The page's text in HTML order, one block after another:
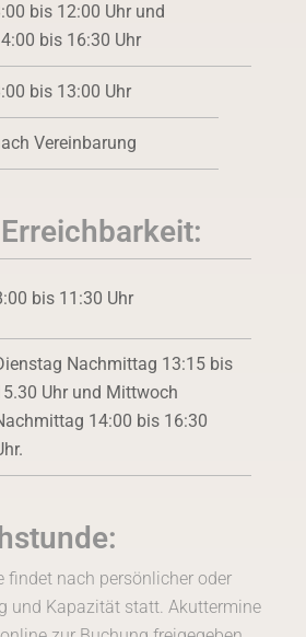
bis 12:00 Uhr und
bis 16:30 Uhr
bis 13:00 Uhr
Vereinbarung
bis 11:30 Uhr
Nachmittag 13:15 bis
Uhr und Mittwoch
14:00 bis 16:30
findet nach persönlicher oder
und Kapazität statt. Akuttermine